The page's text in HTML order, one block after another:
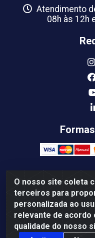
O nosso site coleta
terceiros para
personalizada ao
relevante de acordo
qualidade do nosso
Atendimento
08h às 12h
Femabra Comercio
07.772.337/0001-66
195 - Centro,